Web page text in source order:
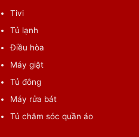
Tivi
Tủ lạnh
Điều hòa
Máy giặt
Tủ đông
Máy rửa bát
Tủ chăm sóc quần áo